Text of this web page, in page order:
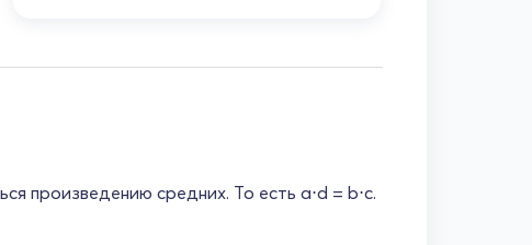
произведению средних. То есть a⋅d = b⋅c.